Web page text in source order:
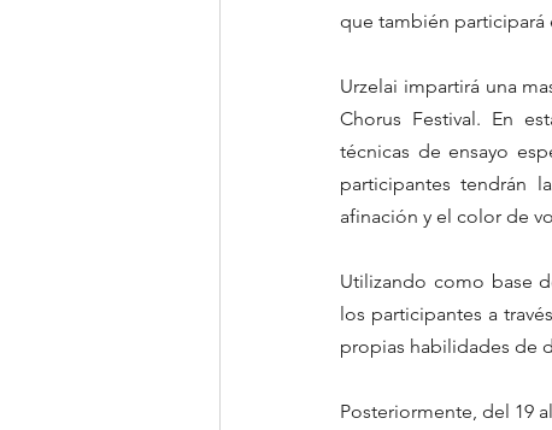
que también participará
Urzelai impartirá una
Chorus Festival. En
técnicas de ensayo
participantes tendrán
afinación y el color de
Utilizando como base
los participantes a
propias habilidades de
Posteriormente, del 19